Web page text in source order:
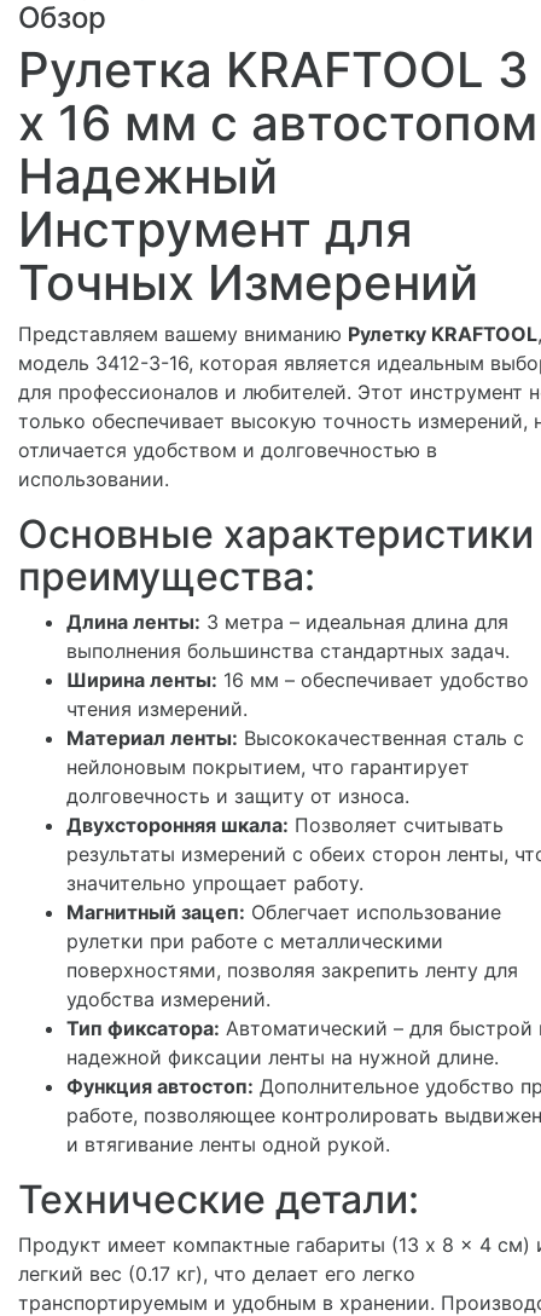
Обзор
Рулетка KRAFTOOL
х 16 мм с
Надежный
Инструмент для
Точных Измерений
Представляем вашему вниманию Рулетку KRAFTOOL,
модель 3412-3-16, которая является идеальным
для профессионалов и любителей. Этот инструмент
только обеспечивает высокую точность измерений,
отличается удобством и долговечностью в
использовании.
Основные
преимущества:
Длина ленты: 3 метра – идеальная длина для
выполнения большинства стандартных задач.
Ширина ленты: 16 мм – обеспечивает удобство
чтения измерений.
Материал ленты: Высококачественная сталь с
нейлоновым покрытием, что гарантирует
долговечность и защиту от износа.
Двухсторонняя шкала: Позволяет считывать
результаты измерений с обеих сторон ленты,
значительно упрощает работу.
Магнитный зацеп: Облегчает использование
рулетки при работе с металлическими
поверхностями, позволяя закрепить ленту для
удобства измерений.
Тип фиксатора: Автоматический – для быстрой
надежной фиксации ленты на нужной длине.
Функция автостоп: Дополнительное удобство
работе, позволяющее контролировать
и втягивание ленты одной рукой.
Технические детали:
Продукт имеет компактные габариты (13 x 8 x 4 см)
легкий вес (0.17 кг), что делает его легко
транспортируемым и удобным в хранении.